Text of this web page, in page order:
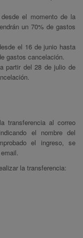
el momento de la
un 70% de gastos
el 16 de junio hasta
gastos cancelación.
partir del 28 de julio de
transferencia al correo
el nombre del
el ingreso, se
la transferencia: